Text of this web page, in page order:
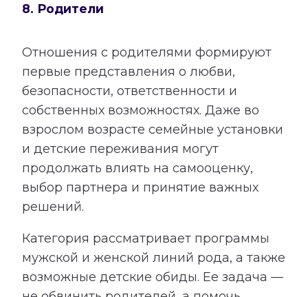
8. Родители
Отношения с родителями формируют
первые представления о любви,
безопасности, ответственности и
собственных возможностях. Даже во
взрослом возрасте семейные установки
и детские переживания могут
продолжать влиять на самооценку,
выбор партнера и принятие важных
решений.
Категория рассматривает программы
мужской и женской линий рода, а также
возможные детские обиды. Ее задача —